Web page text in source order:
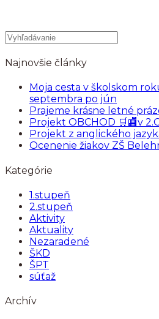
Najnovšie články
Moja cesta v školskom
septembra po jún
Prajeme krásne letné
Projekt OBCHOD 🛒🏬v
Projekt z anglického
Ocenenie žiakov ZŠ
Kategórie
1.stupeň
2.stupeň
Aktivity
Aktuality
Nezaradené
ŠKD
ŠPT
súťaž
Archív